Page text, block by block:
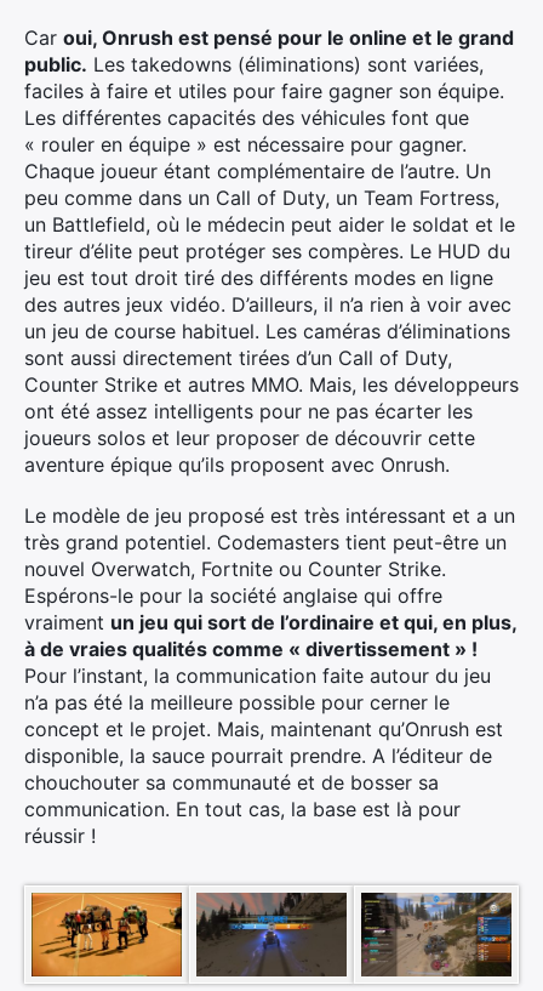
Car oui, Onrush est pensé pour le online et le grand
public. Les takedowns (éliminations) sont variées,
faciles à faire et utiles pour faire gagner son équipe.
Les différentes capacités des véhicules font que
« rouler en équipe » est nécessaire pour gagner.
Chaque joueur étant complémentaire de l’autre. Un
peu comme dans un Call of Duty, un Team Fortress,
un Battlefield, où le médecin peut aider le soldat et le
tireur d’élite peut protéger ses compères. Le HUD du
jeu est tout droit tiré des différents modes en ligne
des autres jeux vidéo. D’ailleurs, il n’a rien à voir avec
un jeu de course habituel. Les caméras d’éliminations
sont aussi directement tirées d’un Call of Duty,
Counter Strike et autres MMO. Mais, les développeurs
ont été assez intelligents pour ne pas écarter les
joueurs solos et leur proposer de découvrir cette
aventure épique qu’ils proposent avec Onrush.
Le modèle de jeu proposé est très intéressant et a un
très grand potentiel. Codemasters tient peut-être un
nouvel Overwatch, Fortnite ou Counter Strike.
Espérons-le pour la société anglaise qui offre
vraiment un jeu qui sort de l’ordinaire et qui, en plus,
à de vraies qualités comme « divertissement » !
Pour l’instant, la communication faite autour du jeu
n’a pas été la meilleure possible pour cerner le
concept et le projet. Mais, maintenant qu’Onrush est
disponible, la sauce pourrait prendre. A l’éditeur de
chouchouter sa communauté et de bosser sa
communication. En tout cas, la base est là pour
réussir !